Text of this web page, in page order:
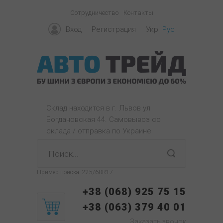
Сотрудничество Контакты
Вход Регистрация Укр Рус
Склад находится в г. Львов ул
Богдановская 44. Самовывоз со
склада / отправка по Украине
Пример поиска: 225/60R17
+38 (068) 925 75 15
+38 (063) 379 40 01